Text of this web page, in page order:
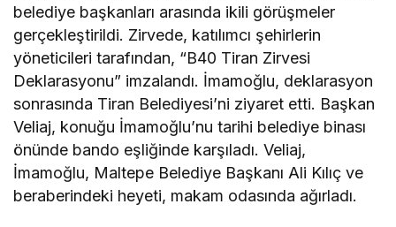
belediye başkanları arasında ikili görüşmeler
gerçekleştirildi. Zirvede, katılımcı şehirlerin
yöneticileri tarafından, “B40 Tiran Zirvesi
Deklarasyonu” imzalandı. İmamoğlu, deklarasyon
sonrasında Tiran Belediyesi’ni ziyaret etti. Başkan
Veliaj, konuğu İmamoğlu’nu tarihi belediye binası
önünde bando eşliğinde karşıladı. Veliaj,
İmamoğlu, Maltepe Belediye Başkanı Ali Kılıç ve
beraberindeki heyeti, makam odasında ağırladı.